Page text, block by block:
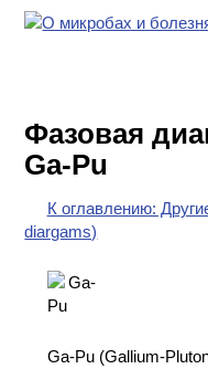
ХИМИЧЕСКАЯ
ПОСУДА
ВРЕДНЫЕ
ФАКТОРЫ
Фазовая
Ga-Pu
К оглавлению:
diargams)
Ga-Pu (Gallium-